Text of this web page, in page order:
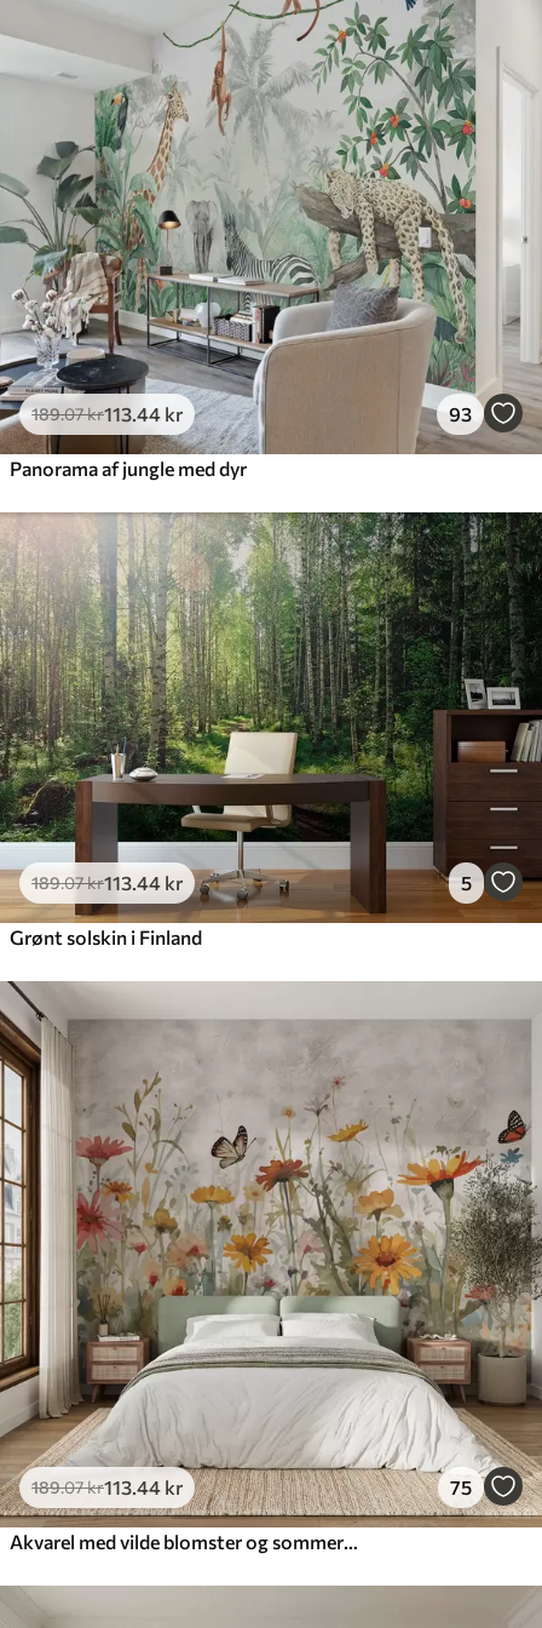
Premium
.33269.00kr/m²
Premium vinyl
516.67310.00 kr/m²
Peel and Stick
666.67400.00kr/m²
189.07kr113 .44 kr 93
Panorama af jungle med dyr
189.07kr113 .44 kr 5
Grønt solskin i Finland
189.07kr113 .44 kr 75